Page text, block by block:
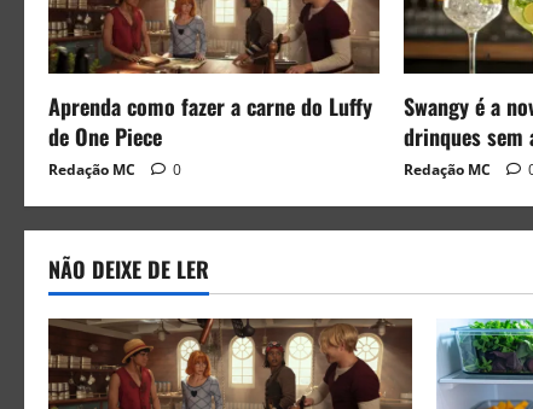
Aprenda como fazer a carne do Luffy
de One Piece
Redação MC 0
Swangy é a
drinques sem
Redação MC
NÃO DEIXE DE LER